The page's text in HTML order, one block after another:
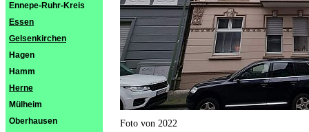
Ennepe-Ruhr-Kreis
Essen
Gelsenkirchen
Hagen
Hamm
Herne
Mülheim
Oberhausen
Foto von 2022